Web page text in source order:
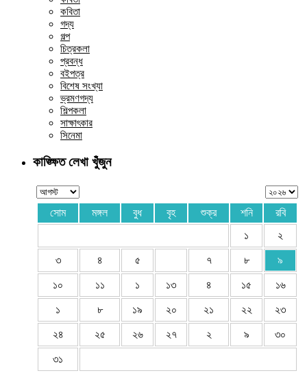
কবিতা
গদ্য
গল্প
চিত্রকলা
প্রবন্ধ
বইপত্র
বিশেষ সংখ্যা
ভ্রমণগদ্য
শিল্পকলা
সাক্ষাৎকার
সিনেমা
কাঙ্ক্ষিত লেখা খুঁজুন
সোম মঙ্গল বুধ বৃহ শুক্র শনি
রবি
১
২
৩ ৪ ৫ ৭ ৮ ৯
১০ ১১ ১ ১৩ ৪ ১৫ ১৬
১ ৮ ১৯ ২০ ২১ ২২ ২৩
২৪ ২৫ ২৬ ২৭ ২ ৯ ৩০
৩১